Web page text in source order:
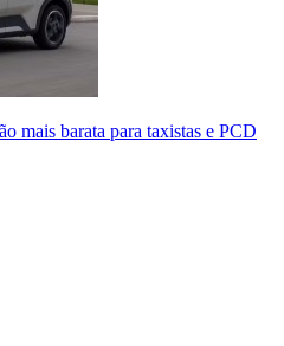
mais barata para taxistas e PCD